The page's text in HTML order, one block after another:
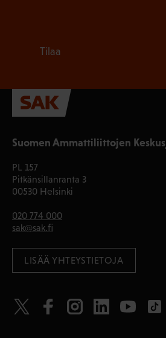
Suomen Ammattiliittojen
PL 157
Pitkänsillanranta 3
00530 Helsinki
020 774 000
sak@sak.fi
LISÄÄ YHTEYSTIETOJA
Tilaa